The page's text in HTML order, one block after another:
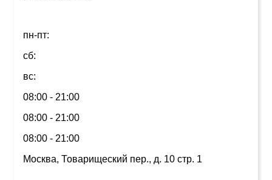
пн-пт:
сб:
вс:
08:00 - 21:00
08:00 - 21:00
08:00 - 21:00
Москва, Товарищеский пер., д. 10 стр. 1